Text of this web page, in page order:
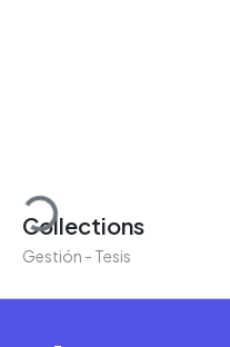
Loading...
Collections
Gestión - Tesis